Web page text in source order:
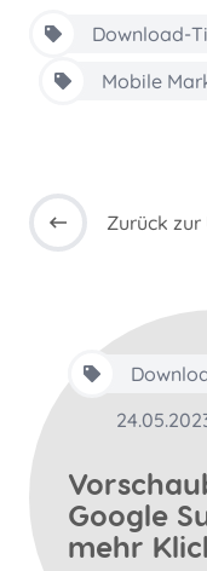
Download-
Mobile
Zurück
Google
mehr